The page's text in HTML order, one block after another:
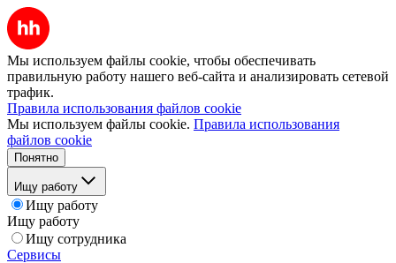
Мы используем файлы cookie, чтобы обеспечивать
правильную работу нашего веб-сайта и анализировать сетевой
трафик.
Правила использования файлов cookie
Мы используем файлы cookie. Правила использования
файлов cookie
Понятно
Ищу работу
Ищу работу
Ищу работу
Ищу сотрудника
Сервисы